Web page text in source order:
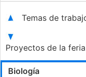
Temas de
Proyectos de la
Biología